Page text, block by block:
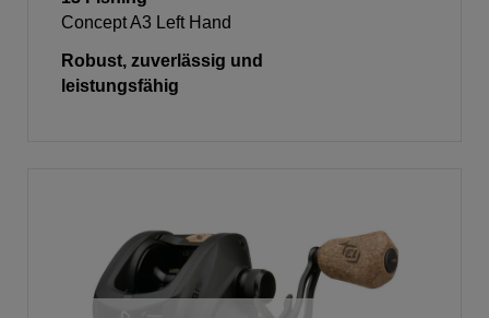
Concept A3 Left Hand
Robust, zuverlässig und
leistungsfähig